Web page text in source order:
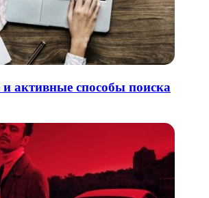
активные способы поиска